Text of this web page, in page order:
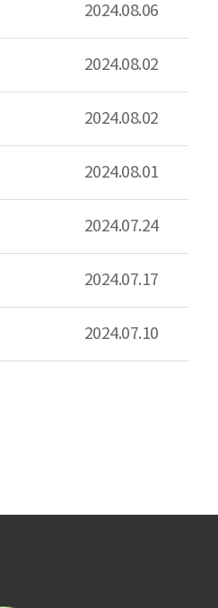
2024.08.06
2024.08.02
2024.08.02
2024.08.01
2024.07.24
2024.07.17
2024.07.10